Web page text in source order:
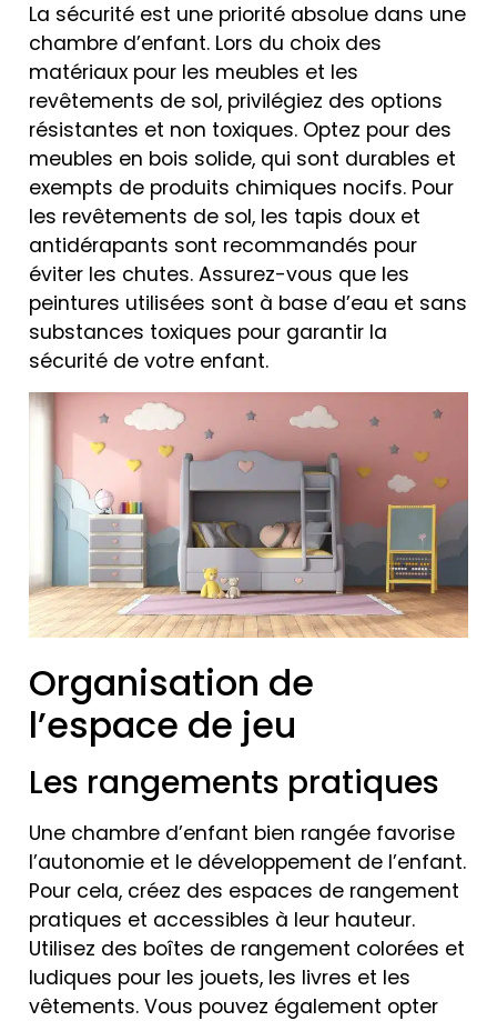
La sécurité est une priorité absolue dans une
chambre d’enfant. Lors du choix des
matériaux pour les meubles et les
revêtements de sol, privilégiez des options
résistantes et non toxiques. Optez pour des
meubles en bois solide, qui sont durables et
exempts de produits chimiques nocifs. Pour
les revêtements de sol, les tapis doux et
antidérapants sont recommandés pour
éviter les chutes. Assurez-vous que les
peintures utilisées sont à base d’eau et sans
substances toxiques pour garantir la
sécurité de votre enfant.
Organisation de
l’espace de jeu
Les rangements pratiques
Une chambre d’enfant bien rangée favorise
l’autonomie et le développement de l’enfant.
Pour cela, créez des espaces de rangement
pratiques et accessibles à leur hauteur.
Utilisez des boîtes de rangement colorées et
ludiques pour les jouets, les livres et les
vêtements. Vous pouvez également opter